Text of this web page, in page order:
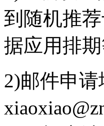
到随机推
据应用排
2)邮件申请